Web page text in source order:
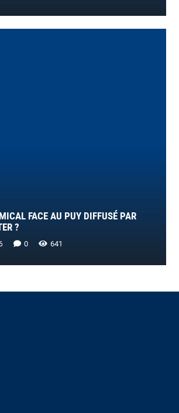
FACE AU PUY DIFFUSÉ PAR
?
0 641